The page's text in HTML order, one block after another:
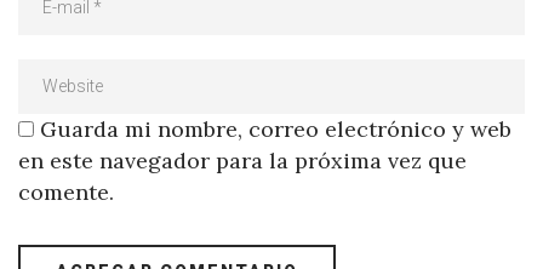
Guarda mi nombre, correo electrónico y web
en este navegador para la próxima vez que
comente.